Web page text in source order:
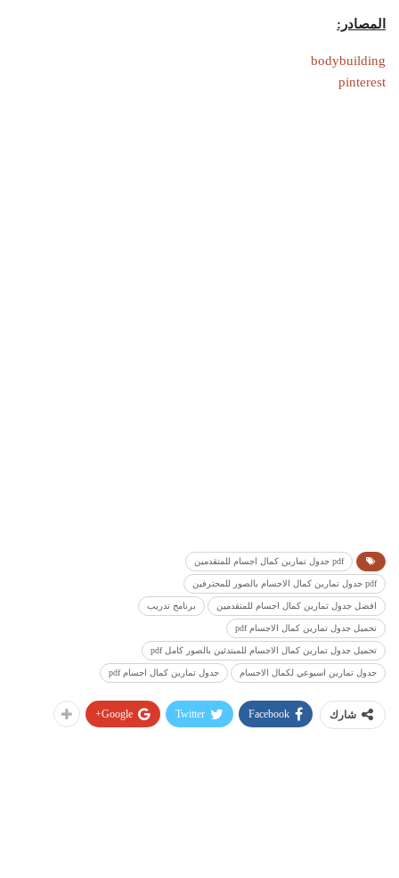
المصادر:
bodybuilding
pinterest
pdf جدول تمارين كمال اجسام للمتقدمين
pdf جدول تمارين كمال الاجسام بالصور للمحترفين
افضل جدول تمارين كمال اجسام للمتقدمين برنامج تدريب
تحميل جدول تمارين كمال الاجسام pdf
تحميل جدول تمارين كمال الاجسام للمبتدئين بالصور كامل pdf
جدول تمارين اسبوعي لكمال الاجسام جدول تمارين كمال اجسام pdf
شارك Facebook
Twitter
Google+